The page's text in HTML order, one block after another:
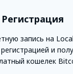
Регистрация
запись на
и
кошелек